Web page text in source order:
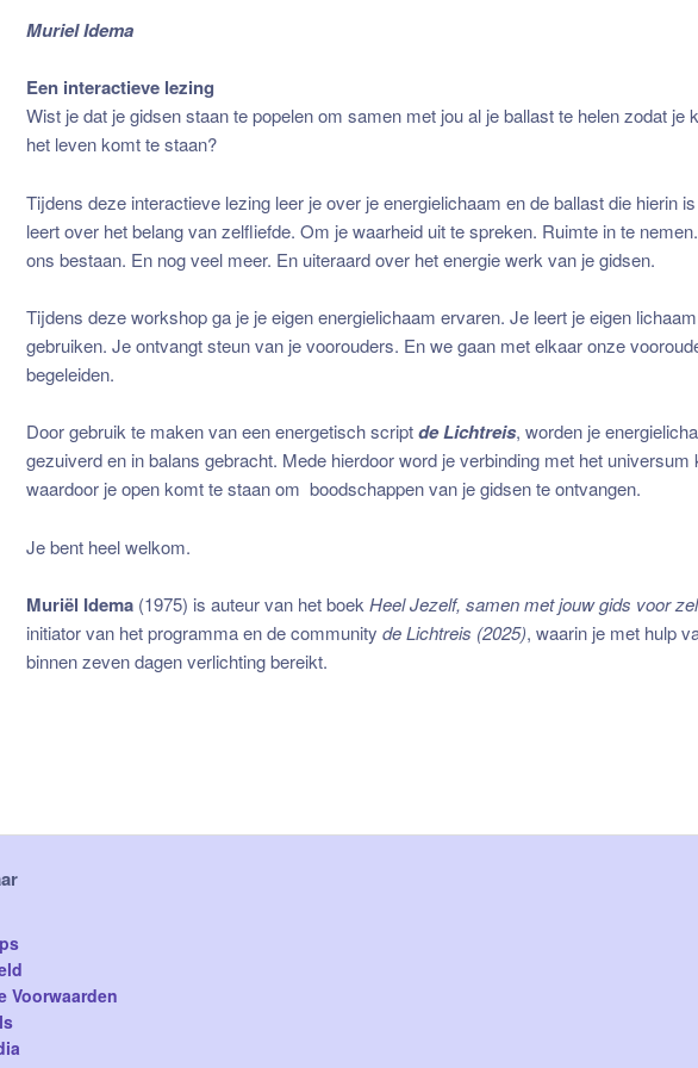
Muriel Idema
Een interactieve lezing
Wist je dat je gidsen staan te popelen om samen met jou al je ballast te helen zodat je
het leven komt te staan?
Tijdens deze interactieve lezing leer je over je energielichaam en de ballast die hierin
leert over het belang van zelfliefde. Om je waarheid uit te spreken. Ruimte in te
ons bestaan. En nog veel meer. En uiteraard over het energie werk van je gidsen.
Tijdens deze workshop ga je je eigen energielichaam ervaren. Je leert je eigen
gebruiken. Je ontvangt steun van je voorouders. En we gaan met elkaar onze
begeleiden.
Door gebruik te maken van een energetisch scriptde Lichtreis, worden je
gezuiverd en in balans gebracht. Mede hierdoor word je verbinding met het universum
waardoor je open komt te staan om boodschappen van je gidsen te ontvangen.
Je bent heel welkom.
Muriël Idema (1975) is auteur van het boek Heel Jezelf, samen met jouw gids voor
initiator van het programma en de community de Lichtreis (2025), waarin je met hulp
binnen zeven dagen verlichting bereikt.
Voorwaarden